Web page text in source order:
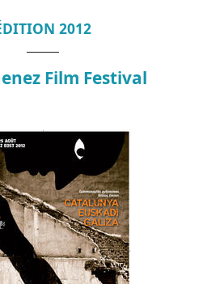
2012
Film Festival